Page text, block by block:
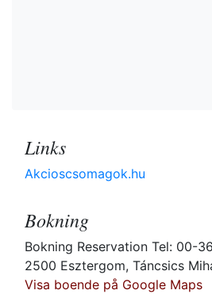
Links
Akcioscsomagok.hu
Bokning
Bokning Reservation Tel: 00-
2500 Esztergom, Táncsics
Visa boende på Google Maps